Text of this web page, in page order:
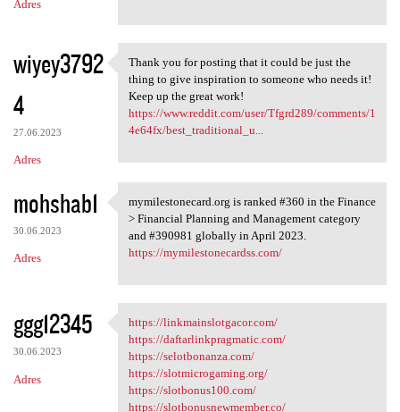
Adres
wiyey3792
4
27.06.2023
Adres
Thank you for posting that it
Thank you for posting that it could be just the
thing to give inspiration to someone who needs it!
Keep up the great work!
https://www.reddit.com/user/Tfgrd289/comments/1
4e64fx/best_traditional_u...
mohshab1
30.06.2023
Adres
mymilestonecard.org is ranked
mymilestonecard.org is ranked #360 in the Finance
> Financial Planning and Management category
and #390981 globally in April 2023.
https://mymilestonecardss.com/
ggg12345
30.06.2023
Adres
https://linkmainslotgacor.com
https://linkmainslotgacor.com/
https://daftarlinkpragmatic.com/
https://selotbonanza.com/
https://slotmicrogaming.org/
https://slotbonus100.com/
https://slotbonusnewmember.co/